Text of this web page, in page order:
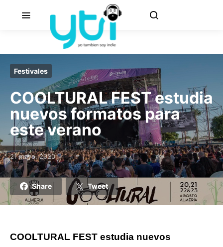
Festivales
COOLTURAL FEST estudia
nuevos formatos para
este verano
Posted on
21 mayo, 2020
Share Tweet
COOLTURAL FEST estudia nuevos